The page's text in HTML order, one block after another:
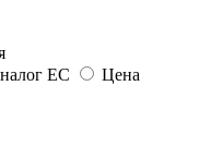
ЕС
Цена